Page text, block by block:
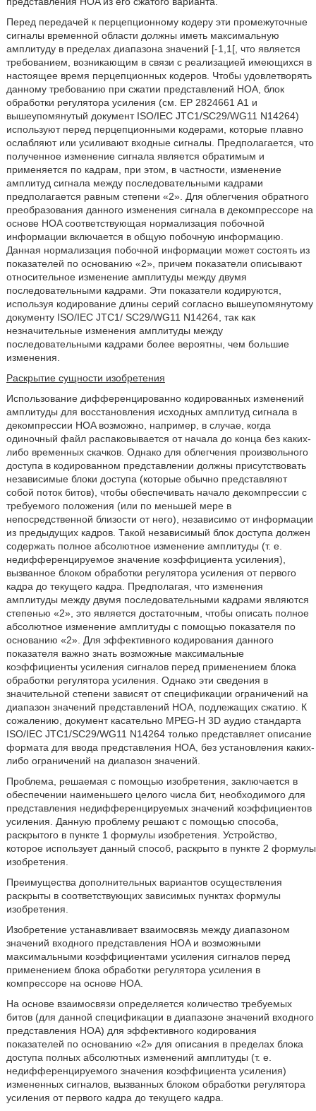
Перед передачей к перцепционному кодеру эти промежуточные
сигналы временной области должны иметь максимальную
амплитуду в пределах диапазона значений [-1,1[, что является
требованием, возникающим в связи с реализацией имеющихся в
настоящее время перцепционных кодеров. Чтобы удовлетворять
данному требованию при сжатии представлений HOA, блок
обработки регулятора усиления (см. EP 2824661 A1 и
вышеупомянутый документ ISO/IEC JTC1/SC29/WG11 N14264)
используют перед перцепционными кодерами, которые плавно
ослабляют или усиливают входные сигналы. Предполагается, что
полученное изменение сигнала является обратимым и
применяется по кадрам, при этом, в частности, изменение
амплитуд сигнала между последовательными кадрами
предполагается равным степени «2». Для облегчения обратного
преобразования данного изменения сигнала в декомпрессоре на
основе HOA соответствующая нормализация побочной
информации включается в общую побочную информацию.
Данная нормализация побочной информации может состоять из
показателей по основанию «2», причем показатели описывают
относительное изменение амплитуды между двумя
последовательными кадрами. Эти показатели кодируются,
используя кодирование длины серий согласно вышеупомянутому
документу ISO/IEC JTC1/ SC29/WG11 N14264, так как
незначительные изменения амплитуды между
последовательными кадрами более вероятны, чем большие
изменения.
Раскрытие сущности изобретения
Использование дифференцированно кодированных изменений
амплитуды для восстановления исходных амплитуд сигнала в
декомпрессии HOA возможно, например, в случае, когда
одиночный файл распаковывается от начала до конца без каких-
либо временных скачков. Однако для облегчения произвольного
доступа в кодированном представлении должны присутствовать
независимые блоки доступа (которые обычно представляют
собой поток битов), чтобы обеспечивать начало декомпрессии с
требуемого положения (или по меньшей мере в
непосредственной близости от него), независимо от информации
из предыдущих кадров. Такой независимый блок доступа должен
содержать полное абсолютное изменение амплитуды (т. е.
недифференцируемое значение коэффициента усиления),
вызванное блоком обработки регулятора усиления от первого
кадра до текущего кадра. Предполагая, что изменения
амплитуды между двумя последовательными кадрами являются
степенью «2», это является достаточным, чтобы описать полное
абсолютное изменение амплитуды с помощью показателя по
основанию «2». Для эффективного кодирования данного
показателя важно знать возможные максимальные
коэффициенты усиления сигналов перед применением блока
обработки регулятора усиления. Однако эти сведения в
значительной степени зависят от спецификации ограничений на
диапазон значений представлений HOA, подлежащих сжатию. К
сожалению, документ касательно MPEG-H 3D аудио стандарта
ISO/IEC JTC1/SC29/WG11 N14264 только представляет описание
формата для ввода представления HOA, без установления каких-
либо ограничений на диапазон значений.
Проблема, решаемая с помощью изобретения, заключается в
обеспечении наименьшего целого числа бит, необходимого для
представления недифференцируемых значений коэффициентов
усиления. Данную проблему решают с помощью способа,
раскрытого в пункте 1 формулы изобретения. Устройство,
которое использует данный способ, раскрыто в пункте 2 формулы
изобретения.
Преимущества дополнительных вариантов осуществления
раскрыты в соответствующих зависимых пунктах формулы
изобретения.
Изобретение устанавливает взаимосвязь между диапазоном
значений входного представления HOA и возможными
максимальными коэффициентами усиления сигналов перед
применением блока обработки регулятора усиления в
компрессоре на основе HOA.
На основе взаимосвязи определяется количество требуемых
битов (для данной спецификации в диапазоне значений входного
представления HOA) для эффективного кодирования
показателей по основанию «2» для описания в пределах блока
доступа полных абсолютных изменений амплитуды (т. е.
недифференцируемого значения коэффициента усиления)
измененных сигналов, вызванных блоком обработки регулятора
усиления от первого кадра до текущего кадра.